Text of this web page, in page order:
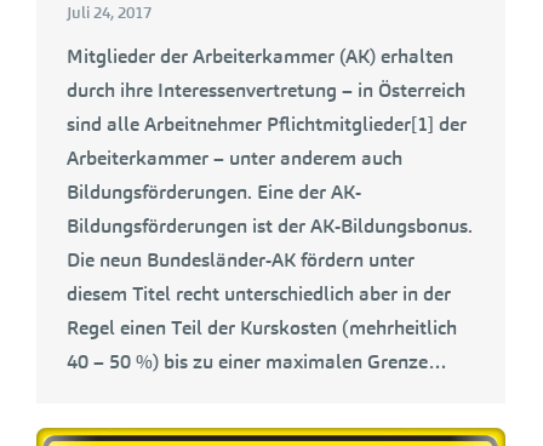
Juli 24, 2017
Mitglieder der Arbeiterkammer (AK) erhalten
durch ihre Interessenvertretung – in Österreich
sind alle Arbeitnehmer Pflichtmitglieder[1] der
Arbeiterkammer – unter anderem auch
Bildungsförderungen. Eine der AK-
Bildungsförderungen ist der AK-Bildungsbonus.
Die neun Bundesländer-AK fördern unter
diesem Titel recht unterschiedlich aber in der
Regel einen Teil der Kurskosten (mehrheitlich
40 – 50 %) bis zu einer maximalen Grenze…